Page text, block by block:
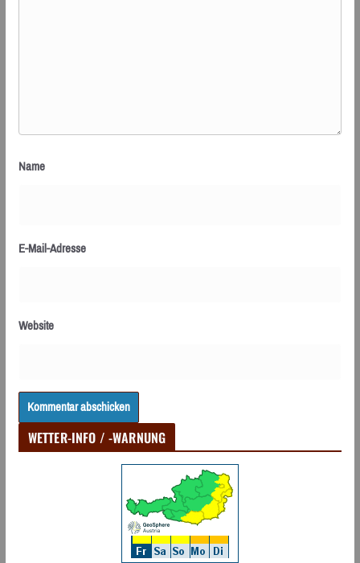
Name
E-Mail-Adresse
Website
WETTER-INFO / -WARNUNG